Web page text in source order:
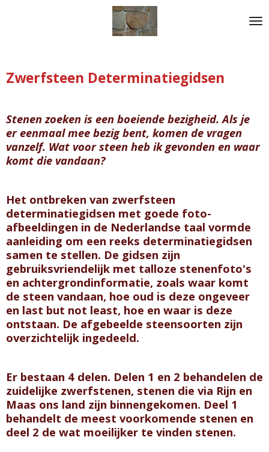
hoofdinhoud
Zwerfsteen Determinatiegidsen
Stenen zoeken is een boeiende bezigheid. Als je
er eenmaal mee bezig bent, komen de vragen
vanzelf. Wat voor steen heb ik gevonden en waar
komt die vandaan?
Het ontbreken van zwerfsteen
determinatiegidsen met goede foto-
afbeeldingen in de Nederlandse taal vormde
aanleiding om een reeks determinatiegidsen
samen te stellen. De gidsen zijn
gebruiksvriendelijk met talloze stenenfoto's
en achtergrondinformatie, zoals waar komt
de steen vandaan, hoe oud is deze ongeveer
en last but not least, hoe en waar is deze
ontstaan. De afgebeelde steensoorten zijn
overzichtelijk ingedeeld.
Er bestaan 4 delen. Delen 1 en 2 behandelen de
zuidelijke zwerfstenen, stenen die via Rijn en
Maas ons land zijn binnengekomen. Deel 1
behandelt de meest voorkomende stenen en
deel 2 de wat moeilijker te vinden stenen.